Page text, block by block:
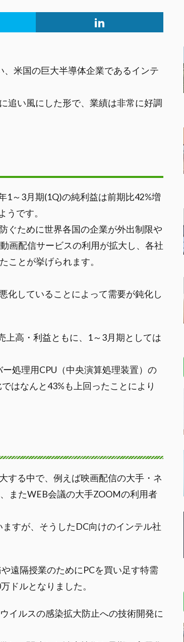
、米国の巨大半導体企業であるインテ
追い風にした形で、業績は非常に好調
1～3月期(1Q)の純利益は前期比42%増
です。
ぐために世界各国の企業が外出制限や
画配信サービスの利用が拡大し、各社
ことが挙げられます。
化していることによって需要が鈍化し
上高・利益ともに、1～3月期としては
処理用CPU（中央演算処理装置）の
はなんと43%も上回ったことにより
する中で、例えば映画配信の大手・ネ
またWEB会議の大手ZOOMの利用者
すが、そうしたDC向けのインテル社
遠隔授業のためにPCを買い足す特需
ドルとなりました。
イルスの感染拡大防止への技術開発に